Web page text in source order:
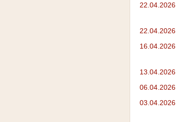
22.04.2026
22.04.2026
16.04.2026
13.04.2026
06.04.2026
03.04.2026